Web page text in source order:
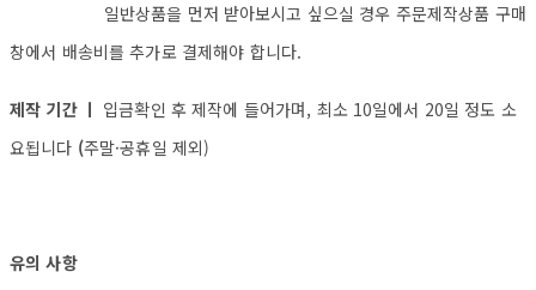
일반상품을 먼저 받아보시고 싶으실 경우 주문제작상품 구매
창에서 배송비를 추가로 결제해야 합니다.
제작 기간 ㅣ 입금확인 후 제작에 들어가며, 최소 10일에서 20일 정도 소
요됩니다 (주말·공휴일 제외)
유의 사항